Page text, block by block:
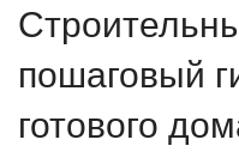
пошаговый
готового